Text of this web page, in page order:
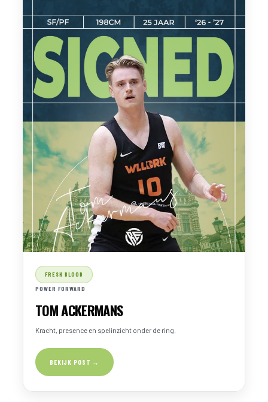
FRESH BLOOD
POWER FORWARD
TOM ACKERMANS
Kracht, presence en spelinzicht onder de ring.
BEKIJK POST →